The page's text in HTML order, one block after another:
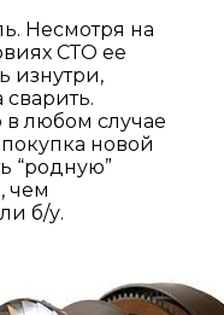
Несмотря на
СТО ее
изнутри,
в любом случае
новой
“родную”
чем
б/у.